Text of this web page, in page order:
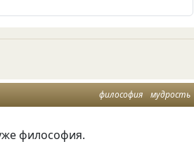
философия мудрость
философия.